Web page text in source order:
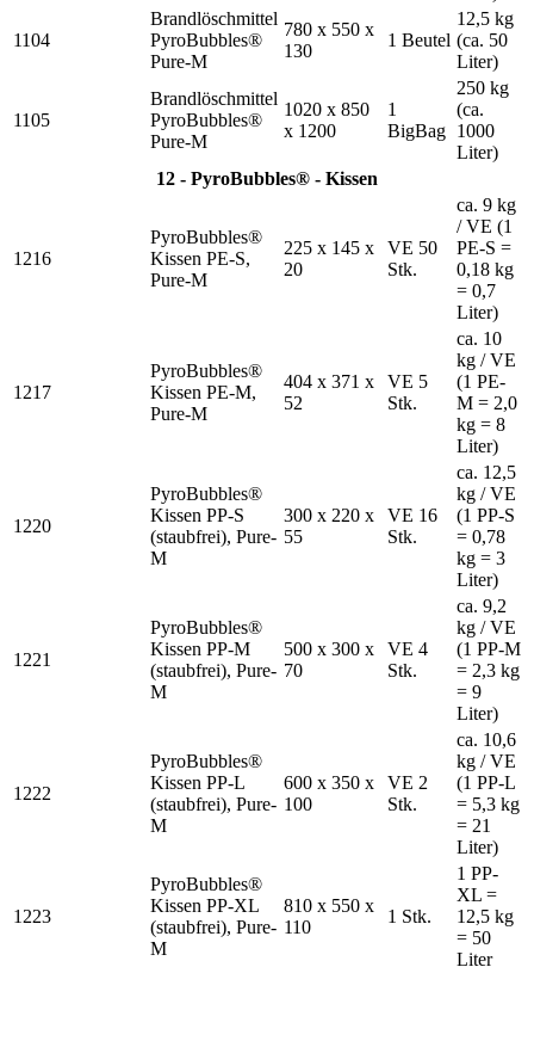
1104
Brandlöschmittel
PyroBubbles®
Pure-M
780 x 550 x
130
1 Beutel
12,5 kg
(ca. 50
Liter)
1105
Brandlöschmittel
PyroBubbles®
Pure-M
1020 x 850
x 1200
1
BigBag
250 kg
(ca.
1000
Liter)
12 - PyroBubbles® - Kissen
1216
PyroBubbles®
Kissen PE-S,
Pure-M
225 x 145 x
20
VE 50
Stk.
ca. 9 kg
/ VE (1
PE-S =
0,18 kg
= 0,7
Liter)
1217
PyroBubbles®
Kissen PE-M,
Pure-M
404 x 371 x
52
VE 5
Stk.
ca. 10
kg / VE
(1 PE-
M = 2,0
kg = 8
Liter)
1220
PyroBubbles®
Kissen PP-S
(staubfrei), Pure-
M
300 x 220 x
55
VE 16
Stk.
ca. 12,5
kg / VE
(1 PP-S
= 0,78
kg = 3
Liter)
1221
PyroBubbles®
Kissen PP-M
(staubfrei), Pure-
M
500 x 300 x
70
VE 4
Stk.
ca. 9,2
kg / VE
(1 PP-M
= 2,3 kg
= 9
Liter)
1222
PyroBubbles®
Kissen PP-L
(staubfrei), Pure-
M
600 x 350 x
100
VE 2
Stk.
ca. 10,6
kg / VE
(1 PP-L
= 5,3 kg
= 21
Liter)
1223
PyroBubbles®
Kissen PP-XL
(staubfrei), Pure-
M
810 x 550 x
110
1 Stk.
1 PP-
XL =
12,5 kg
= 50
Liter